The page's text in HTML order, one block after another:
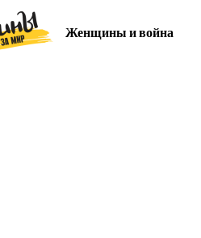
Женщины и война